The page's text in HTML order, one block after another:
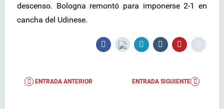
descenso. Bologna remontó para imponerse 2-1 en
cancha del Udinese.
ENTRADA ANTERIOR ENTRADA SIGUIENTE